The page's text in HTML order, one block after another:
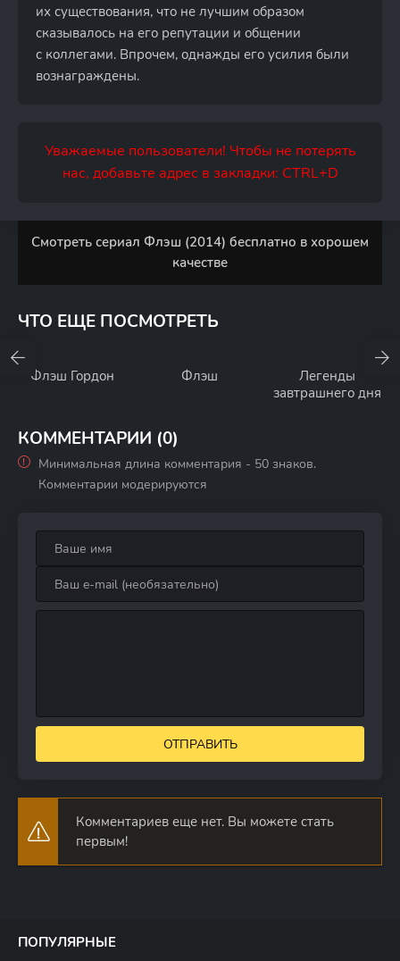
их существования, что не лучшим образом
сказывалось на его репутации и общении
с коллегами. Впрочем, однажды его усилия были
вознаграждены.
Уважаемые пользователи! Чтобы не потерять
нас, добавьте адрес в закладки: CTRL+D
Смотреть сериал Флэш (2014) бесплатно в хорошем
качестве
ЧТО ЕЩЕ ПОСМОТРЕТЬ
Флэш Гордон Флэш
Легенды
завтрашнего дня
КОММЕНТАРИИ (0)
Минимальная длина комментария - 50 знаков.
Комментарии модерируются
ОТПРАВИТЬ
Комментариев еще нет. Вы можете стать
первым!
ПОПУЛЯРНЫЕ